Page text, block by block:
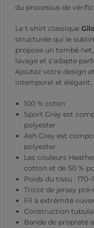
du processus de
Le t-shirt classique
structurée qui le
propose un tombé
lavage et s’adapte
Ajoutez votre design
intemporel et élégant.
100 % coton
Sport Grey est
polyester
Ash Grey est
polyester
Les couleurs
cotton et de 50 %
Poids du tissu :
Tricot de jersey
Fil à extrémité
Construction
Bande de propreté